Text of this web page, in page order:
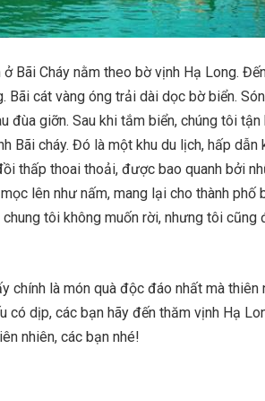
Bãi Cháy nằm theo bờ vịnh Hạ Long.
Bãi cát vàng óng trải dài dọc bờ biển.
đùa giỡn. Sau khi tắm biển, chúng tôi
Bãi cháy. Đó là một khu du lịch, hấp dẫn
thấp thoai thoải, được bao quanh bởi
lên như nấm, mang lại cho thành phố
tôi không muốn rời, nhưng tôi cũng
chính là món quà độc đáo nhất mà thiên
có dịp, các bạn hãy đến thăm vịnh Hạ
nhiên, các bạn nhé!